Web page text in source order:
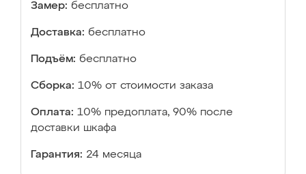
Замер: бесплатно
Доставка: бесплатно
Подъём: бесплатно
Сборка: 10% от стоимости заказа
Оплата: 10% предоплата, 90% после
доставки шкафа
Гарантия: 24 месяца